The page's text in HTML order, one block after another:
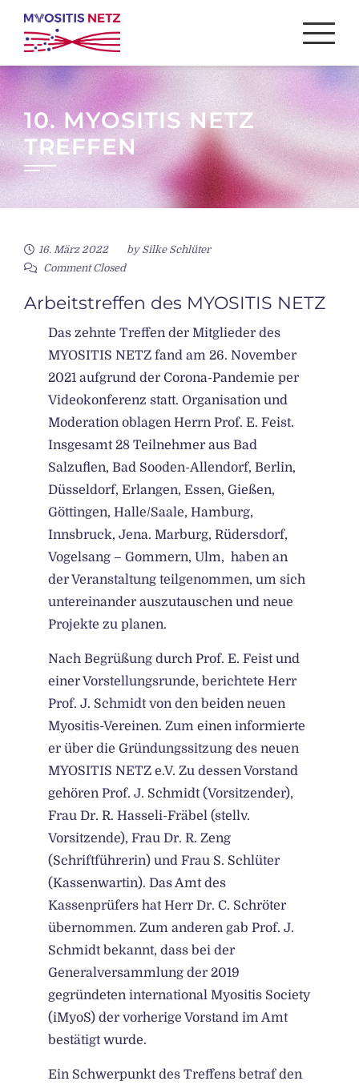
Skip
content
10. MYOSITIS NETZ
TREFFEN
16. März 2022 by Silke Schlüter
Comment Closed
Arbeitstreffen des MYOSITIS NETZ
Das zehnte Treffen der Mitglieder des
MYOSITIS NETZ fand am 26. November
2021 aufgrund der Corona-Pandemie per
Videokonferenz statt. Organisation und
Moderation oblagen Herrn Prof. E. Feist.
Insgesamt 28 Teilnehmer aus Bad
Salzuflen, Bad Sooden-Allendorf, Berlin,
Düsseldorf, Erlangen, Essen, Gießen,
Göttingen, Halle/Saale, Hamburg,
Innsbruck, Jena. Marburg, Rüdersdorf,
Vogelsang – Gommern, Ulm, haben an
der Veranstaltung teilgenommen, um sich
untereinander auszutauschen und neue
Projekte zu planen.
Nach Begrüßung durch Prof. E. Feist und
einer Vorstellungsrunde, berichtete Herr
Prof. J. Schmidt von den beiden neuen
Myositis-Vereinen. Zum einen informierte
er über die Gründungssitzung des neuen
MYOSITIS NETZ e.V. Zu dessen Vorstand
gehören Prof. J. Schmidt (Vorsitzender),
Frau Dr. R. Hasseli-Fräbel (stellv.
Vorsitzende), Frau Dr. R. Zeng
(Schriftführerin) und Frau S. Schlüter
(Kassenwartin). Das Amt des
Kassenprüfers hat Herr Dr. C. Schröter
übernommen. Zum anderen gab Prof. J.
Schmidt bekannt, dass bei der
Generalversammlung der 2019
gegründeten international Myositis Society
(iMyoS) der vorherige Vorstand im Amt
bestätigt wurde.
Ein Schwerpunkt des Treffens betraf den